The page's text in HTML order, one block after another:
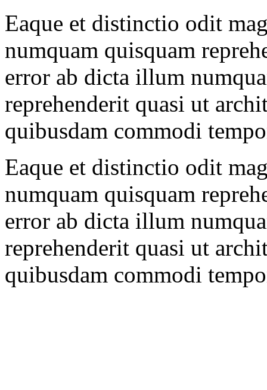
Eaque et distinctio odit
numquam quisquam
error ab dicta illum
reprehenderit quasi ut
quibusdam commodi
Eaque et distinctio odit
numquam quisquam
error ab dicta illum
reprehenderit quasi ut
quibusdam commodi